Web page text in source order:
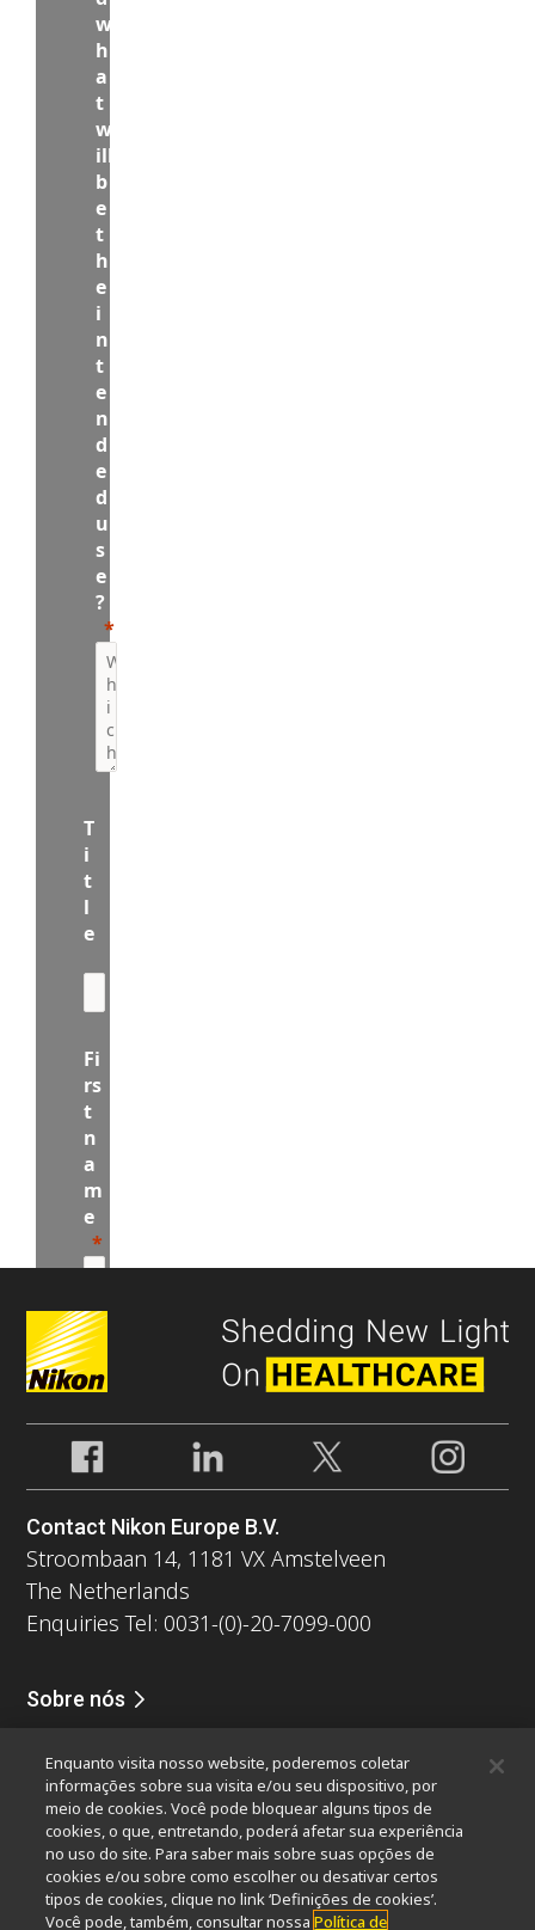
Contact Nikon Europe B.V.
Stroombaan 14, 1181 VX Amstelveen
The Netherlands
Enquiries Tel: 0031-(0)-20-7099-000
Sobre nós
Sustentabilidade
Bem-estar
Nikon Microscopes 100th Anniversary
Popular Links
Últimas notícias e novidadesSeletor de Objetivas
Resolution CalculatorPubScopeOEM
Enquanto visita nosso website, poderemos coletar
informações sobre sua visita e/ou seu dispositivo, por
meio de cookies. Você pode bloquear alguns tipos de
cookies, o que, entretando, poderá afetar sua experiência
no uso do site. Para saber mais sobre suas opções de
cookies e/ou sobre como escolher ou desativar certos
tipos de cookies, clique no link ‘Definições de cookies’.
Você pode, também, consultar nossaPolítica de